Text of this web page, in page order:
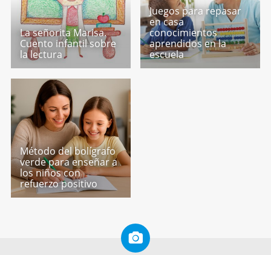
La señorita Marisa.
Cuento infantil sobre
la lectura
Juegos para repasar
en casa
conocimientos
aprendidos en la
escuela
Método del bolígrafo
verde para enseñar a
los niños con
refuerzo positivo